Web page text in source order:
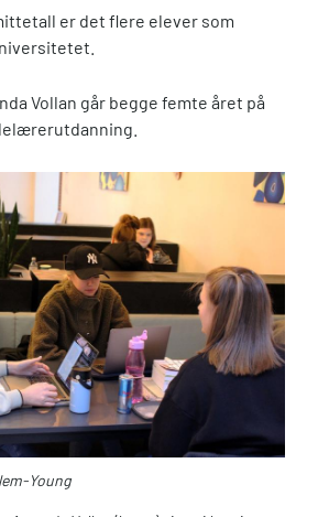
er det flere elever som
Vollan går begge femte året på
Young